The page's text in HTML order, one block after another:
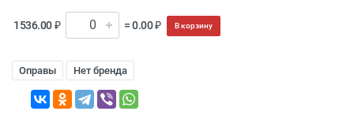
1536.00 ₽ = 0.00 ₽ В корзину
Оправы Нет бренда